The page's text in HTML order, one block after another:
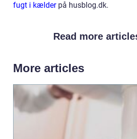
fugt i kælderpå husblog.dk.
Read more
More articles